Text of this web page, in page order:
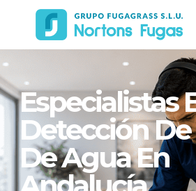
Especialistas
Detección
De Agua En